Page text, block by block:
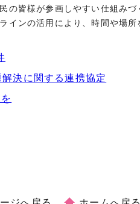
皆様が参画しやすい仕組み
インの活用により、時間や場
決に関する連携協定